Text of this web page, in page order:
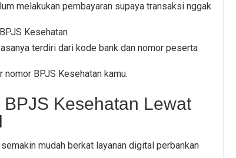
melakukan pembayaran supaya transaksi nggak
Kesehatan
terdiri dari kode bank dan nomor peserta
BPJS Kesehatan kamu.
Kesehatan Lewat
mudah berkat layanan digital perbankan